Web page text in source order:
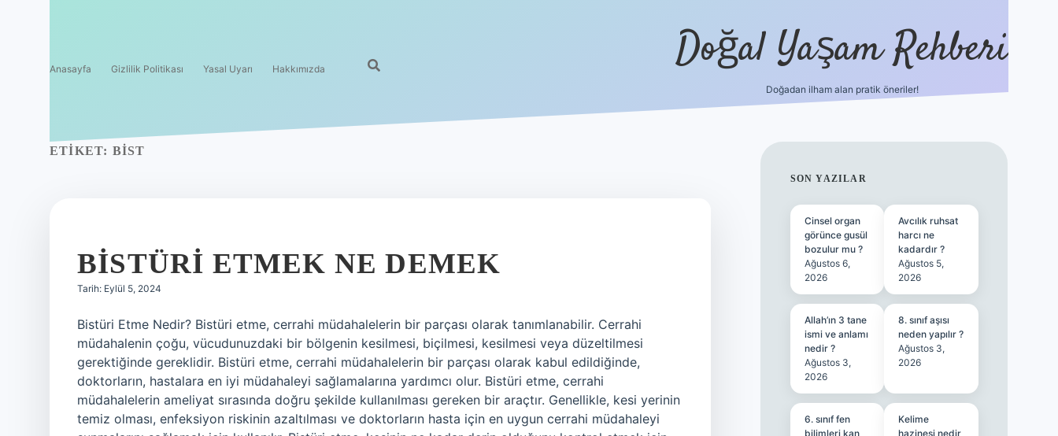
Anasayfa Gizlilik Politikası Yasal Uyarı Hakkımızda Doğal Yaşam Rehberi
Doğadan ilham alan pratik öneriler!
ETIKET: BIST
BISTÜRI ETMEK NE DEMEK
Tarih: Eylül 5, 2024
Bistüri Etme Nedir? Bistüri etme, cerrahi müdahalelerin bir parçası olarak tanımlanabilir. Cerrahi
müdahalenin çoğu, vücudunuzdaki bir bölgenin kesilmesi, biçilmesi, kesilmesi veya düzeltilmesi
gerektiğinde gereklidir. Bistüri etme, cerrahi müdahalelerin bir parçası olarak kabul edildiğinde,
doktorların, hastalara en iyi müdahaleyi sağlamalarına yardımcı olur. Bistüri etme, cerrahi
müdahalelerin ameliyat sırasında doğru şekilde kullanılması gereken bir araçtır. Genellikle, kesi yerinin
temiz olması, enfeksiyon riskinin azaltılması ve doktorların hasta için en uygun cerrahi müdahaleyi
SIDEBAR
SON YAZILAR
Cinsel organ
görünce gusül
bozulur mu ?
Ağustos 6,
2026
Avcılık ruhsat
harcı ne
kadardır ?
Ağustos 5,
2026
Allah’ın 3 tane
ismi ve anlamı
nedir ?
Ağustos 3,
2026
8. sınıf aşısı
neden yapılır ?
Ağustos 3,
2026
6. sınıf fen
bilimleri kan
Kelime
hazinesi nedir
hiltonbet güncel giriş